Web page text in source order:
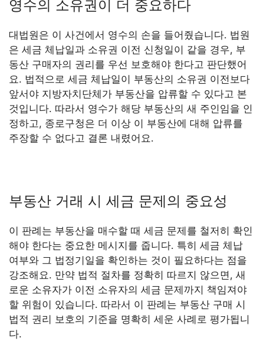
영수의 소유권이 더 중요하다
대법원은 이 사건에서 영수의 손을 들어줬습니다. 법원
은 세금 체납일과 소유권 이전 신청일이 같을 경우, 부
동산 구매자의 권리를 우선 보호해야 한다고 판단했어
요. 법적으로 세금 체납일이 부동산의 소유권 이전보다
앞서야 지방자치단체가 부동산을 압류할 수 있다고 본
것입니다. 따라서 영수가 해당 부동산의 새 주인임을 인
정하고, 종로구청은 더 이상 이 부동산에 대해 압류를
주장할 수 없다고 결론 내렸어요.
부동산 거래 시 세금 문제의 중요성
이 판례는 부동산을 매수할 때 세금 문제를 철저히 확인
해야 한다는 중요한 메시지를 줍니다. 특히 세금 체납
여부와 그 법정기일을 확인하는 것이 필요하다는 점을
강조해요. 만약 법적 절차를 정확히 따르지 않으면, 새
로운 소유자가 이전 소유자의 세금 문제까지 책임져야
할 위험이 있습니다. 따라서 이 판례는 부동산 구매 시
법적 권리 보호의 기준을 명확히 세운 사례로 평가됩니
다.